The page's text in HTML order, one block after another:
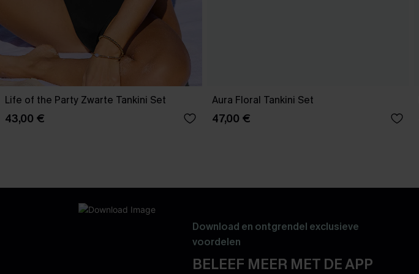
Life of the Party Zwarte Tankini Set
43,00 €
Aura Floral Tankini Set
47,00 €
Download en ontgrendel exclusieve
voordelen
BELEEF MEER MET DE APP